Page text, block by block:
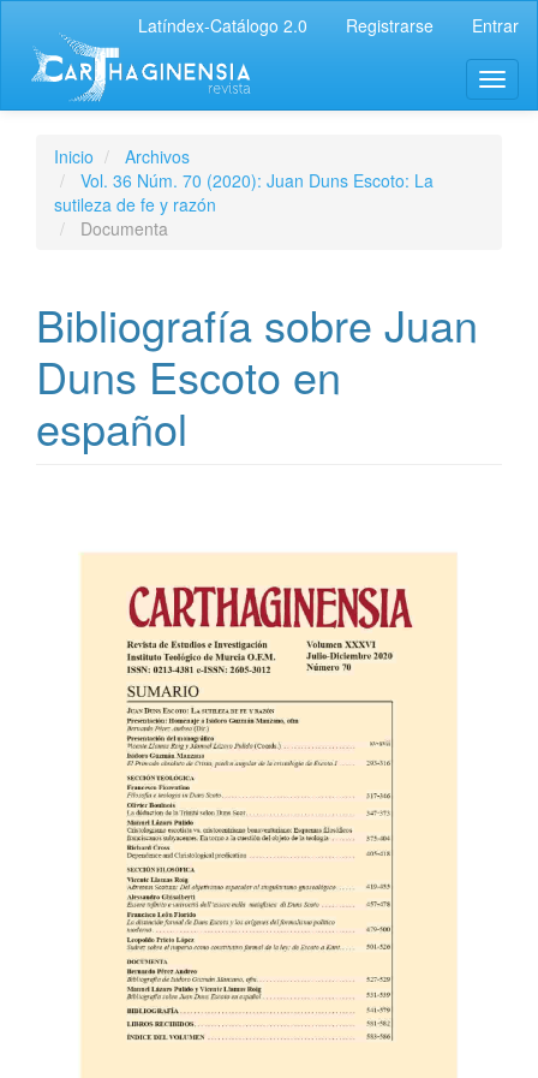
Latíndex-Catálogo 2.0 Registrarse Entrar
Inicio
Archivos
Vol. 36 Núm. 70 (2020): Juan Duns Escoto: La
sutileza de fe y razón
Documenta
Bibliografía sobre Juan
Duns Escoto en
español